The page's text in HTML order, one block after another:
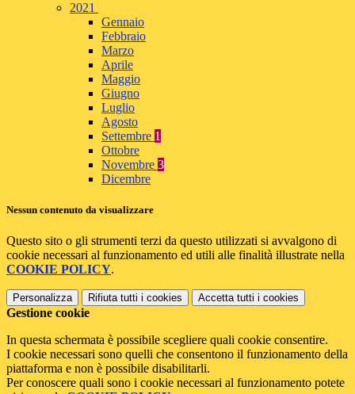
2021
Gennaio
Febbraio
Marzo
Aprile
Maggio
Giugno
Luglio
Agosto
Settembre 1
Ottobre
Novembre 3
Dicembre
Nessun contenuto da visualizzare
Questo sito o gli strumenti terzi da questo utilizzati si avvalgono di
cookie necessari al funzionamento ed utili alle finalità illustrate nella
COOKIE POLICY.
Personalizza Rifiuta tutti i cookies Accetta tutti i cookies
Gestione cookie
In questa schermata è possibile scegliere quali cookie consentire.
I cookie necessari sono quelli che consentono il funzionamento della
piattaforma e non è possibile disabilitarli.
Per conoscere quali sono i cookie necessari al funzionamento potete